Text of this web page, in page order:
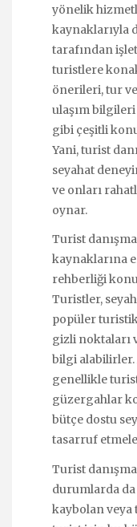
yönelik
kaynaklarıyla
tarafından
turistlere
önerileri, tur
ulaşım
gibi çeşitli
Yani, turist
seyahat
ve onları
oynar.
Turist
kaynaklarına
rehberliği
Turistler,
popüler
gizli noktaları
bilgi alabilirler.
genellikle
güzergahlar
bütçe dostu
tasarruf
Turist
durumlarda da
kaybolan veya